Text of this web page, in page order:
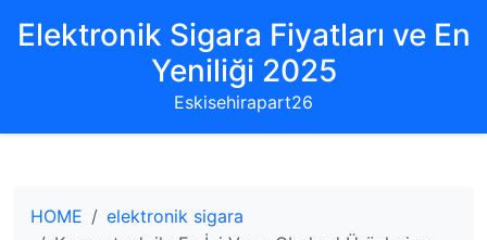
Elektronik Sigara Fiyatları ve En
Yeniliği 2025
Eskisehirapart26
HOME
elektronik sigara